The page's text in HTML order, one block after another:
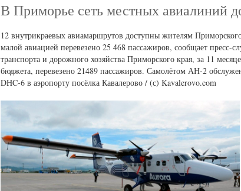
В Приморье сеть местных авиалиний
12 внутрикраевых авиамаршрутов доступны жителям
малой авиацией перевезено 25 468 пассажиров, сообщает
транспорта и дорожного хозяйства Приморского края, за 11
бюджета, перевезено 21489 пассажиров. Самолётом АН-2
DHC-6 в аэропорту посёлка Кавалерово / (с) Kavalerovo.com